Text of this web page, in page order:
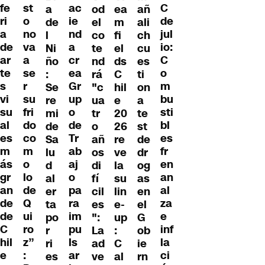
fe
ri
a
de
ar
te
s
vi
su
al
es
m
ás
gr
an
de
de
C
hil
e
st
o
no
va
a
se
r
su
fri
do
co
m
o
lo
de
Q
ui
ro
z”
:
a
de
l
Ni
ño
:
Se
re
mi
de
Sa
lu
d
al
er
ta
po
r
ri
es
ac
ie
nd
a
cr
ea
Gr
up
o
de
Tr
ab
aj
o
pa
ra
im
pu
ls
ar
od
el
co
te
nd
rá
"c
ua
tr
o
añ
os
di
fí
cil
es
":
La
ad
ve
ea
m
fi
el
ds
C
hil
e
20
26
re
ve
la
su
lin
e-
up
:
C
al
añ
ali
ch
cu
es
ti
on
a
te
st
de
dr
og
as
en
el
G
ob
ie
rn
C
de
jul
io:
C
o
m
bu
sti
bl
es
fr
en
an
al
za
e
inf
la
ci